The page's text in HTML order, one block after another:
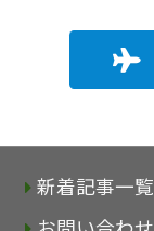
新着記事一覧